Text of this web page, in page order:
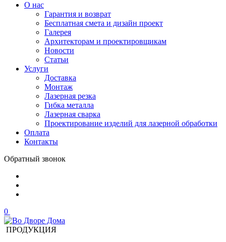
О нас
Гарантия и возврат
Бесплатная смета и дизайн проект
Галерея
Архитекторам и проектировщикам
Новости
Статьи
Услуги
Доставка
Монтаж
Лазерная резка
Гибка металла
Лазерная сварка
Проектирование изделий для лазерной обработки
Оплата
Контакты
Обратный звонок
0
ПРОДУКЦИЯ